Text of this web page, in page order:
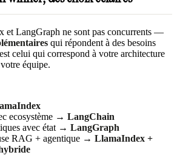
et LangGraph ne sont pas concurrents —
qui répondent à des besoins
celui qui correspond à votre architecture
équipe.
ecosystème → LangChain
avec état → LangGraph
RAG + agentique → LlamaIndex +